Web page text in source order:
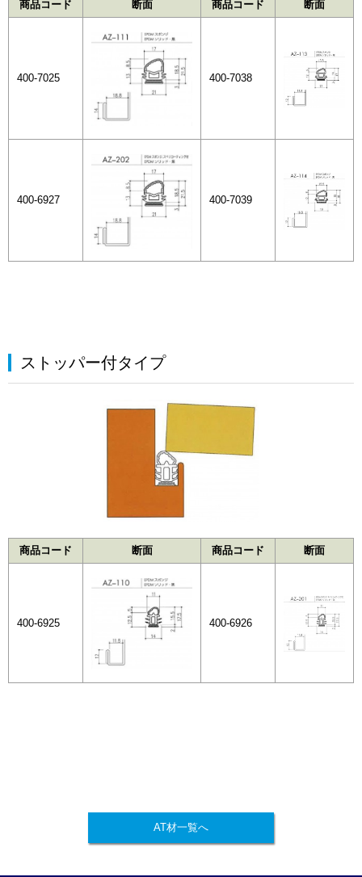
商品コード 断面 商品コード 断面
400-7025 400-7038
400-6927 400-7039
ストッパー付タイプ
商品コード 断面 商品コード 断面
400-6925 400-6926
AT材一覧へ